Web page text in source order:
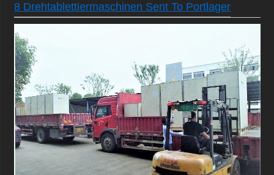
8 Drehtablettiermaschinen Sent To Portlager